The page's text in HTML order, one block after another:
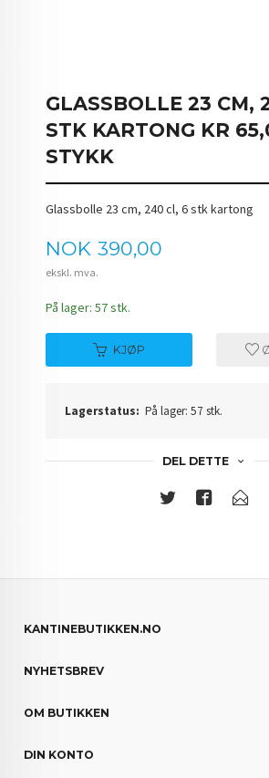
GLASSBOLLE 23 CM,
STK KARTONG KR
STYKK
Glassbolle 23 cm, 240 cl, 6 stk kartong
Pris
NOK 390,00
ekskl. mva.
På lager: 57 stk.
KJØP
Lagerstatus: På lager: 57 stk.
DEL DETTE
KANTINEBUTIKKEN.NO
NYHETSBREV
OM BUTIKKEN
DIN KONTO